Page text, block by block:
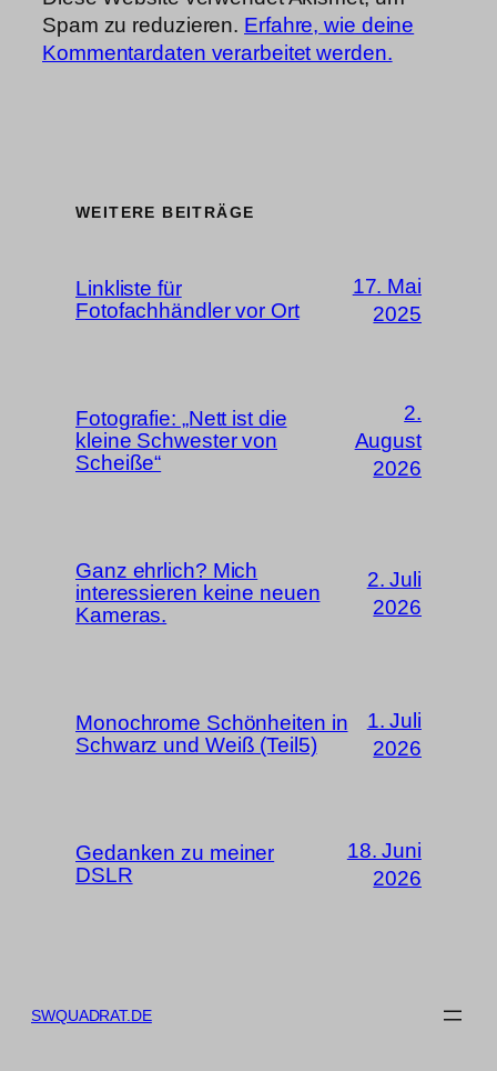
Spam zu reduzieren. Erfahre, wie deine
Kommentardaten verarbeitet werden.
WEITERE BEITRÄGE
Linkliste für
Fotofachhändler vor Ort
17. Mai
2025
Fotografie: „Nett ist die
kleine Schwester von
Scheiße“
2.
August
2026
Ganz ehrlich? Mich
interessieren keine neuen
Kameras.
2. Juli
2026
Monochrome Schönheiten in
Schwarz und Weiß (Teil5)
1. Juli
2026
Gedanken zu meiner
DSLR
18. Juni
2026
SWQUADRAT.DE